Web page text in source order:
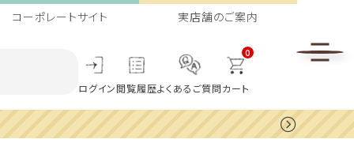
コーポレートサイト 実店舗のご案内
ログイン閲覧履歴よくあるご質問
0
カート